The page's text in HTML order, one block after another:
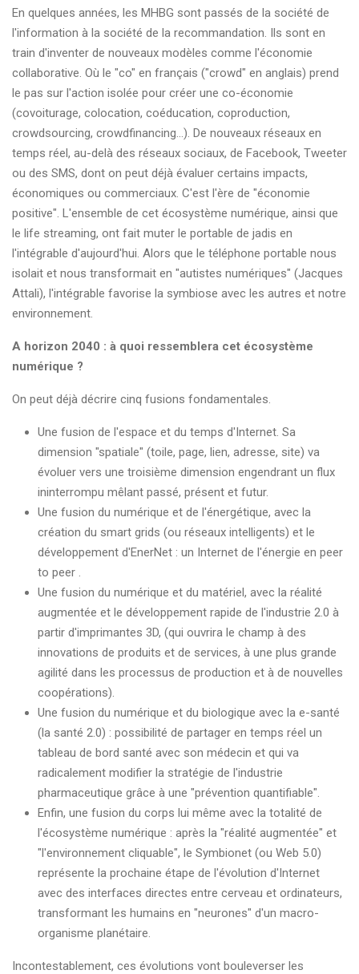
En quelques années, les MHBG sont passés de la société de
l'information à la société de la recommandation. Ils sont en
train d'inventer de nouveaux modèles comme l'économie
collaborative. Où le "co" en français ("crowd" en anglais) prend
le pas sur l'action isolée pour créer une co-économie
(covoiturage, colocation, coéducation, coproduction,
crowdsourcing, crowdfinancing...). De nouveaux réseaux en
temps réel, au-delà des réseaux sociaux, de Facebook, Tweeter
ou des SMS, dont on peut déjà évaluer certains impacts,
économiques ou commerciaux. C'est l'ère de "économie
positive". L'ensemble de cet écosystème numérique, ainsi que
le life streaming, ont fait muter le portable de jadis en
l'intégrable d'aujourd'hui. Alors que le téléphone portable nous
isolait et nous transformait en "autistes numériques" (Jacques
Attali), l'intégrable favorise la symbiose avec les autres et notre
environnement.
A horizon 2040 : à quoi ressemblera cet écosystème
numérique ?
On peut déjà décrire cinq fusions fondamentales.
Une fusion de l'espace et du temps d'Internet. Sa
dimension "spatiale" (toile, page, lien, adresse, site) va
évoluer vers une troisième dimension engendrant un flux
ininterrompu mêlant passé, présent et futur.
Une fusion du numérique et de l'énergétique, avec la
création du smart grids (ou réseaux intelligents) et le
développement d'EnerNet : un Internet de l'énergie en peer
to peer .
Une fusion du numérique et du matériel, avec la réalité
augmentée et le développement rapide de l'industrie 2.0 à
partir d'imprimantes 3D, (qui ouvrira le champ à des
innovations de produits et de services, à une plus grande
agilité dans les processus de production et à de nouvelles
coopérations).
Une fusion du numérique et du biologique avec la e-santé
(la santé 2.0) : possibilité de partager en temps réel un
tableau de bord santé avec son médecin et qui va
radicalement modifier la stratégie de l'industrie
pharmaceutique grâce à une "prévention quantifiable".
Enfin, une fusion du corps lui même avec la totalité de
l'écosystème numérique : après la "réalité augmentée" et
"l'environnement cliquable", le Symbionet (ou Web 5.0)
représente la prochaine étape de l'évolution d'Internet
avec des interfaces directes entre cerveau et ordinateurs,
transformant les humains en "neurones" d'un macro-
organisme planétaire.
Incontestablement, ces évolutions vont bouleverser les